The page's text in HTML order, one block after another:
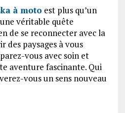
à moto est plus qu’un
véritable quête
de se reconnecter avec la
des paysages à vous
vous avec soin et
aventure fascinante. Qui
vous un sens nouveau